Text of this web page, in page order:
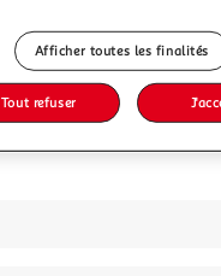
Afficher toutes les finalités
Tout refuser